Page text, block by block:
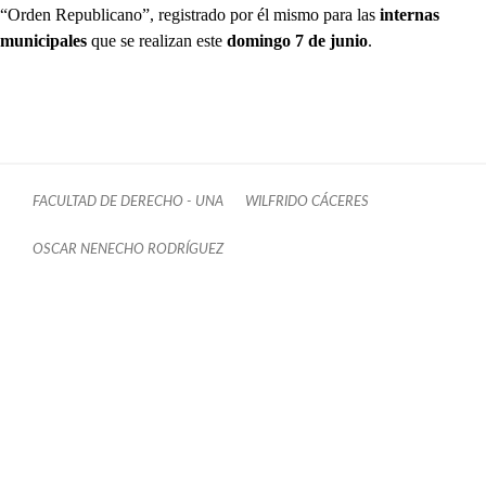
“Orden Republicano”, registrado por él mismo para las internas
municipales que se realizan este domingo 7 de junio.
FACULTAD DE DERECHO - UNA WILFRIDO CÁCERES
OSCAR NENECHO RODRÍGUEZ